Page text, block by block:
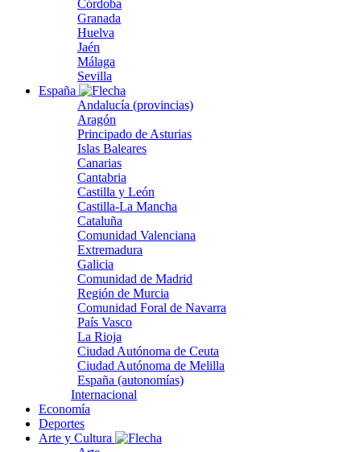
Córdoba
Granada
Huelva
Jaén
Málaga
Sevilla
España
Andalucía (provincias)
Aragón
Principado de Asturias
Islas Baleares
Canarias
Cantabria
Castilla y León
Castilla-La Mancha
Cataluña
Comunidad Valenciana
Extremadura
Galicia
Comunidad de Madrid
Región de Murcia
Comunidad Foral de Navarra
País Vasco
La Rioja
Ciudad Autónoma de Ceuta
Ciudad Autónoma de Melilla
España (autonomías)
Internacional
Economía
Deportes
Arte y Cultura